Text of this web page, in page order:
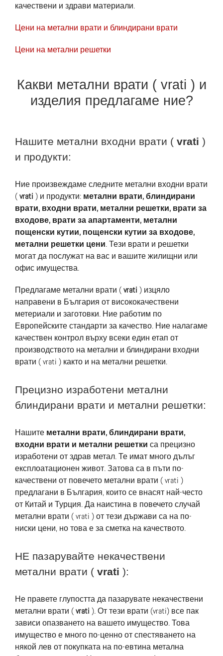
качествени и здрави материали.
Цени на метални врати и блиндирани врати
Цени на метални решетки
Какви метални врати ( vrati ) и
изделия предлагаме ние?
Нашите метални входни врати ( vrati )
и продукти:
Ние произвеждаме следните метални входни врати
(vrati ) и продукти: метални врати, блиндирани
врати, входни врати, метални решетки, врати за
входове, врати за апартаменти, метални
пощенски кутии, пощенски кутии за входове,
метални решетки цени. Тези врати и решетки
могат да послужат на вас и вашите жилищни или
офис имущества.
Предлагаме метални врати (vrati ) изцяло
направени в България от висококачествени
метериали и заготовки. Ние работим по
Европейските стандарти за качество. Ние налагаме
качествен контрол върху всеки един етап от
производството на метални и блиндирани входни
врати ( vrati ) както и на метални решетки.
Прецизно изработени метални
блиндирани врати и метални решетки:
Нашите метални врати, блиндирани врати,
входни врати и метални решетки са прецизно
изработени от здрав метал. Те имат много дълъг
експлоатационен живот. Затова са в пъти по-
качествени от повечето метални врати ( vrati )
предлагани в България, които се внасят най-често
от Китай и Турция. Да наистина в повечето случай
метални врати ( vrati ) от тези държави са на по-
ниски цени, но това е за сметка на качеството.
НЕ пазарувайте некачествени
метални врати ( vrati ):
Не правете глупостта да пазарувате некачествени
метални врати (vrati ). От тези врати (vrati) все пак
зависи опазването на вашето имущество. Това
имущество е много по-ценно от спестяването на
някой лев от покупката на по-евтина метална